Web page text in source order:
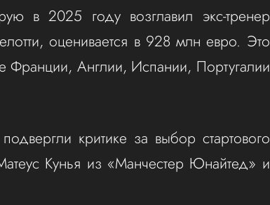
в 2025 году возглавил экс-тренер
оценивается в 928 млн евро. Это
Франции, Англии, Испании, Португалии
критике за выбор стартового
Кунья из «Манчестер Юнайтед» и